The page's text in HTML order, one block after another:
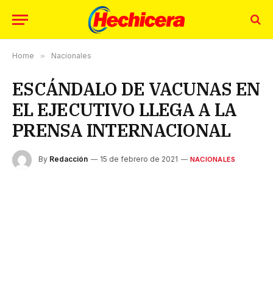
Home » Nacionales
ESCÁNDALO DE VACUNAS EN
EL EJECUTIVO LLEGA A LA
PRENSA INTERNACIONAL
By Redacción 15 de febrero de 2021 NACIONALES